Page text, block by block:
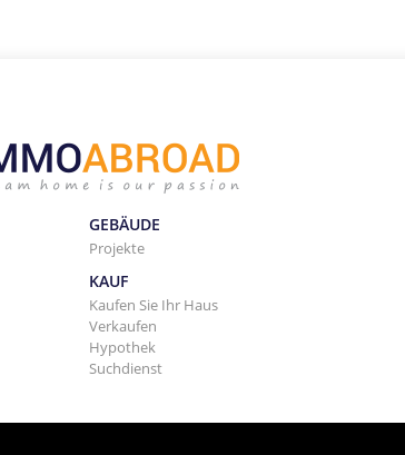
GEBÄUDE
Projekte
KAUF
Kaufen Sie Ihr Haus
Verkaufen
Hypothek
Suchdienst